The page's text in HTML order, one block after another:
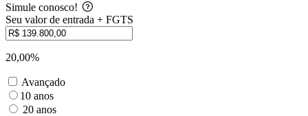
Simule conosco!
Seu valor de entrada + FGTS
20,00%
Avançado
10 anos
20 anos